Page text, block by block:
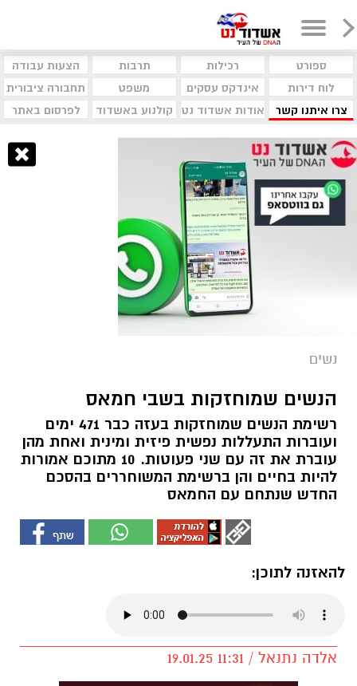
ספורט רכילות תרבות
הצעות עבודה
לוח דירות
אינדקס עסקים משפט
תחבורה ציבורית
צרו איתנו קשר
אודות אשדוד נט קולנוע באשדוד לפרסום באתר
נשים
הנשים שמוחזקות בשבי חמאס
רשימת הנשים שמוחזקות בעזה כבר 471 ימים
ועוברות התעללות נפשית פיזית ומינית ואחת מהן
עוברת את זה עם שני פעוטות. 10 מתוכם אמורות
להיות בחיים והן ברשימת המשוחררים בהסכם
החדש שנתחם עם החמאס
להאזנה לתוכן:
אלדה נתנאל / 11:31 19.01.25